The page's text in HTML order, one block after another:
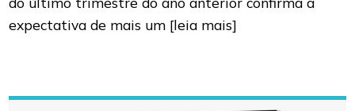
expectativa de mais um [leia mais]